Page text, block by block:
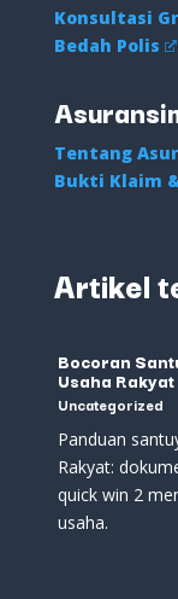
Konsultasi
Bedah Polis
Tentang
Bukti Klaim
Artikel
Bocoran
Usaha
Uncategorized
Panduan
Rakyat:
quick win 2
usaha.